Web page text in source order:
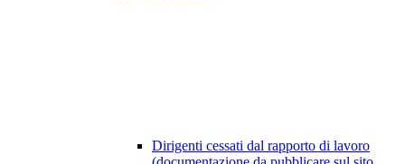
Dirigenti cessati dal rapporto di lavoro